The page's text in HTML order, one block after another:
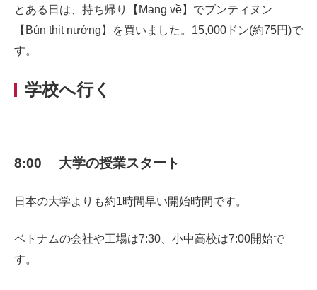
とある日は、持ち帰り【Mang về】でブンティヌン
【Bún thịt nướng】を買いました。15,000ドン(約75円)で
す。
学校へ行く
8:00 大学の授業スタート
日本の大学よりも約1時間早い開始時間です。
ベトナムの会社や工場は7:30、小中高校は7:00開始で
す。